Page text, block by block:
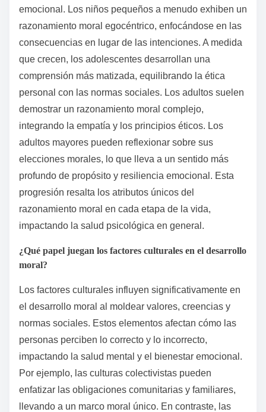
emocional. Los niños pequeños a menudo exhiben un
razonamiento moral egocéntrico, enfocándose en las
consecuencias en lugar de las intenciones. A medida
que crecen, los adolescentes desarrollan una
comprensión más matizada, equilibrando la ética
personal con las normas sociales. Los adultos suelen
demostrar un razonamiento moral complejo,
integrando la empatía y los principios éticos. Los
adultos mayores pueden reflexionar sobre sus
elecciones morales, lo que lleva a un sentido más
profundo de propósito y resiliencia emocional. Esta
progresión resalta los atributos únicos del
razonamiento moral en cada etapa de la vida,
impactando la salud psicológica en general.
¿Qué papel juegan los factores culturales en el desarrollo
moral?
Los factores culturales influyen significativamente en
el desarrollo moral al moldear valores, creencias y
normas sociales. Estos elementos afectan cómo las
personas perciben lo correcto y lo incorrecto,
impactando la salud mental y el bienestar emocional.
Por ejemplo, las culturas colectivistas pueden
enfatizar las obligaciones comunitarias y familiares,
llevando a un marco moral único. En contraste, las